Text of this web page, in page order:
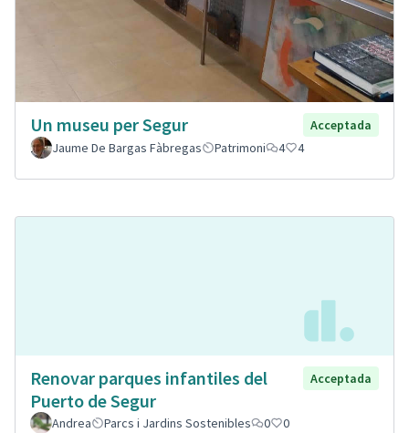
Un museu per Segur
Acceptada
Jaume De Bargas Fàbregas
Patrimoni 4 4
Renovar parques infantiles del
Puerto de Segur
Acceptada
Andrea Parcs i Jardins Sostenibles 0 0